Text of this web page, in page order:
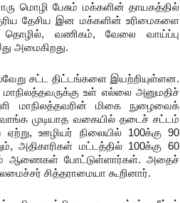
மொழி பேசும் மக்களின் தாயகத்தில்
தேசிய இன மக்களின் உரிமைகளை
தொழில், வணிகம், வேலை வாய்ப்பு
அமைகிறது.
சட்ட திட்டங்களை இயற்றியுள்ளன.
உள் எல்லை அனுமதிச்
மாநிலத்தவரின் மிகை நுழைவைக்
வாங்க முடியாத வகையில் தடைச் சட்டம்
ஏற்று, ஊழியர் நிலையில் 100க்கு 90
அதிகாரிகள் மட்டத்தில் 100க்கு 60
ஆணைகள் போட்டுள்ளார்கள். அதைச்
சித்தராமையா கூறினார்.